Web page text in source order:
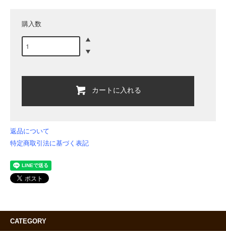
購入数
カートに入れる
返品について
特定商取引法に基づく表記
CATEGORY